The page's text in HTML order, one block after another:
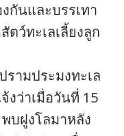
กันและบรรเทา
ว์ทะเลเลี้ยงลูก
ามประมงทะเล
งว่าเมื่อวันที่ 15
บฝูงโลมาหลัง